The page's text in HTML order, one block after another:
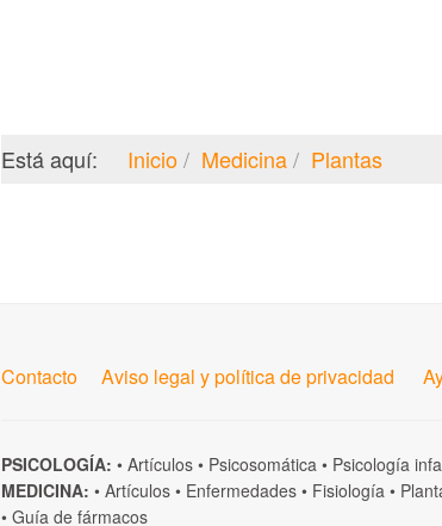
Está aquí: Inicio Medicina Plantas
Contacto Aviso legal y política de privacidad
PSICOLOGÍA: • Artículos • Psicosomática • Psicología
MEDICINA: • Artículos • Enfermedades • Fisiología •
• Guía de fármacos